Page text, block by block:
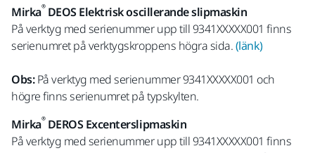
Mirka®DEOS Elektrisk oscillerande slipmaskin
På verktyg med serienummer upp till 9341XXXXX001 finns
serienumret på verktygskroppens högra sida.(länk)
Obs:På verktyg med serienummer 9341XXXXX001 och
högre finns serienumret på typskylten.
Mirka®DEROS Excenterslipmaskin
På verktyg med serienummer upp till 9341XXXXX001 finns